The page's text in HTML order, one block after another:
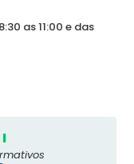
as 11:00 e das